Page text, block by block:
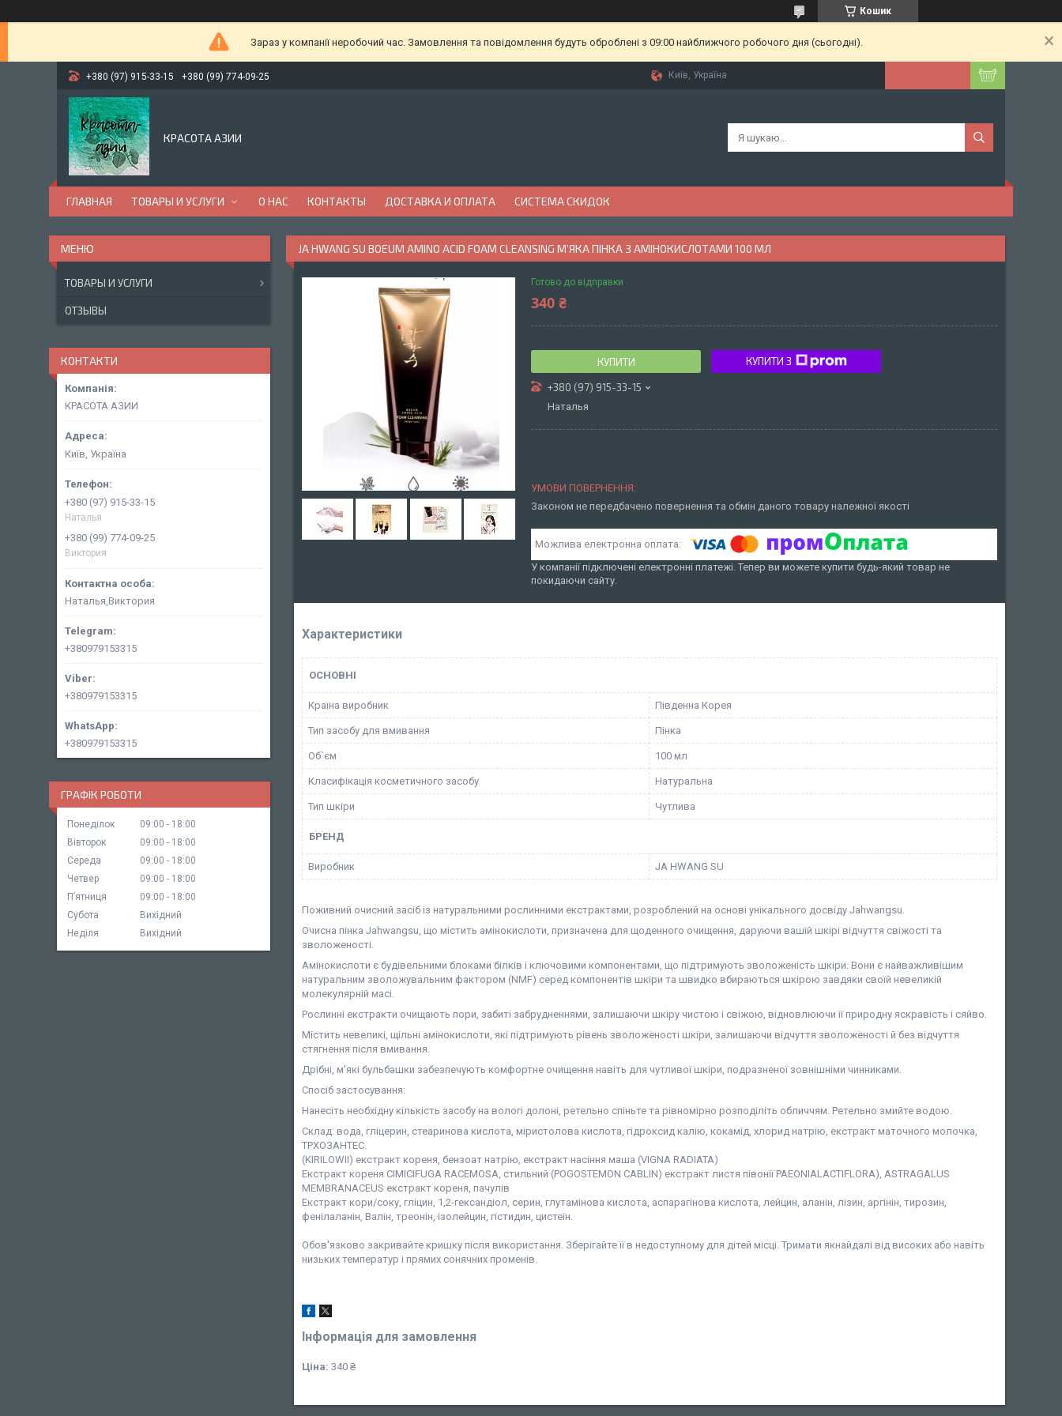
Кошик
Зараз у компанії неробочий час. Замовлення та повідомлення будуть оброблені з 09:00 найближчого робочого дня (сьогодні).
+380 (97) 915-33-15 +380 (99) 774-09-25 Київ, Україна
КРАСОТА АЗИИ
ГЛАВНАЯ ТОВАРЫ И УСЛУГИ О НАС КОНТАКТЫ ДОСТАВКА И ОПЛАТА СИСТЕМА СКИДОК
JA HWANG SU BOEUM AMINO ACID FOAM CLEANSING МʼЯКА ПІНКА З АМІНОКИСЛОТАМИ 100 МЛ
Готово до відправки
340 ₴
КУПИТИ КУПИТИ З
+380 (97) 915-33-15
Наталья
Законом не передбачено повернення та обмін даного товару належної якості
У компанії підключені електронні платежі. Тепер ви можете купити будь-який товар не
покидаючи сайту.
Характеристики
ОСНОВНІ
Країна виробник Південна Корея
Тип засобу для вмивання Пінка
Об`єм 100 мл
Класифікація косметичного засобу Натуральна
Тип шкіри Чутлива
БРЕНД
Виробник JA HWANG SU
Поживний очисний засіб із натуральними рослинними екстрактами, розроблений на основі унікального досвіду Jahwangsu.
Очисна пінка Jahwangsu, що містить амінокислоти, призначена для щоденного очищення, даруючи вашій шкірі відчуття свіжості та
зволоженості.
Амінокислоти є будівельними блоками білків і ключовими компонентами, що підтримують зволоженість шкіри. Вони є найважливішим
натуральним зволожувальним фактором (NMF) серед компонентів шкіри та швидко вбираються шкірою завдяки своїй невеликій
молекулярній масі.
Рослинні екстракти очищають пори, забиті забрудненнями, залишаючи шкіру чистою і свіжою, відновлюючи її природну яскравість і сяйво.
Містить невеликі, щільні амінокислоти, які підтримують рівень зволоженості шкіри, залишаючи відчуття зволоженості й без відчуття
стягнення після вмивання.
Дрібні, м'які бульбашки забезпечують комфортне очищення навіть для чутливої шкіри, подразненої зовнішніми чинниками.
Спосіб застосування:
Нанесіть необхідну кількість засобу на вологі долоні, ретельно спіньте та рівномірно розподіліть обличчям. Ретельно змийте водою.
Склад: вода, гліцерин, стеаринова кислота, міристолова кислота, гідроксид калію, кокамід, хлорид натрію, екстракт маточного молочка,
ТРХОЗАНТЕС.
(KIRILOWII) екстракт кореня, бензоат натрію, екстракт насіння маша (VIGNA RADIATA)
Екстракт кореня CIMICIFUGA RACEMOSA, стильний (POGOSTEMON CABLIN) екстракт листя півонії PAEONIALACTIFLORA), ASTRAGALUS
MEMBRANACEUS екстракт кореня, пачулів
Екстракт кори/соку, гліцин, 1,2-гександіол, серин, глутамінова кислота, аспарагінова кислота, лейцин, аланін, лізин, аргінін, тирозин,
фенілаланін, Валін, треонін, ізолейцин, гістидин, цистеїн.
Обов'язково закривайте кришку після використання. Зберігайте її в недоступному для дітей місці. Тримати якнайдалі від високих або навіть
низьких температур і прямих сонячних променів.
Інформація для замовлення
Ціна: 340 ₴
ТОВАРЫ И УСЛУГИ
ОТЗЫВЫ
КОНТАКТИ
КРАСОТА АЗИИ
Київ, Україна
+380 (97) 915-33-15
Наталья
+380 (99) 774-09-25
Виктория
Наталья,Виктория
+380979153315
+380979153315
+380979153315
ГРАФІК РОБОТИ
Понеділок 09:00
18:00
Вівторок
09:00
18:00
Середа
09:00
18:00
Четвер
09:00
18:00
Пʼятниця
09:00
18:00
Субота
Вихідний
Неділя
Вихідний